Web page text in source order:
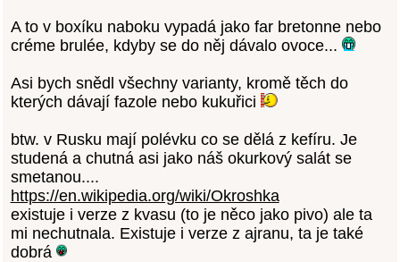
A to v boxíku naboku vypadá jako far bretonne nebo
créme brulée, kdyby se do něj dávalo ovoce...
Asi bych snědl všechny varianty, kromě těch do
kterých dávají fazole nebo kukuřici
btw. v Rusku mají polévku co se dělá z kefíru. Je
studená a chutná asi jako náš okurkový salát se
smetanou....
https://en.wikipedia.org/wiki/Okroshka
existuje i verze z kvasu (to je něco jako pivo) ale ta
mi nechutnala. Existuje i verze z ajranu, ta je také
dobrá